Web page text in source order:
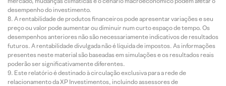
desempenho do investimento.
A rentabilidade de produtos financeiros pode apresentar variações e seu
preço ou valor pode aumentar ou diminuir num curto espaço de tempo. Os
desempenhos anteriores não são necessariamente indicativos de resultados
futuros. A rentabilidade divulgada não é líquida de impostos. As informações
presentes neste material são baseadas em simulações e os resultados reais
poderão ser significativamente diferentes.
Este relatório é destinado à circulação exclusiva para a rede de
relacionamento da XP Investimentos, incluindo assessores de